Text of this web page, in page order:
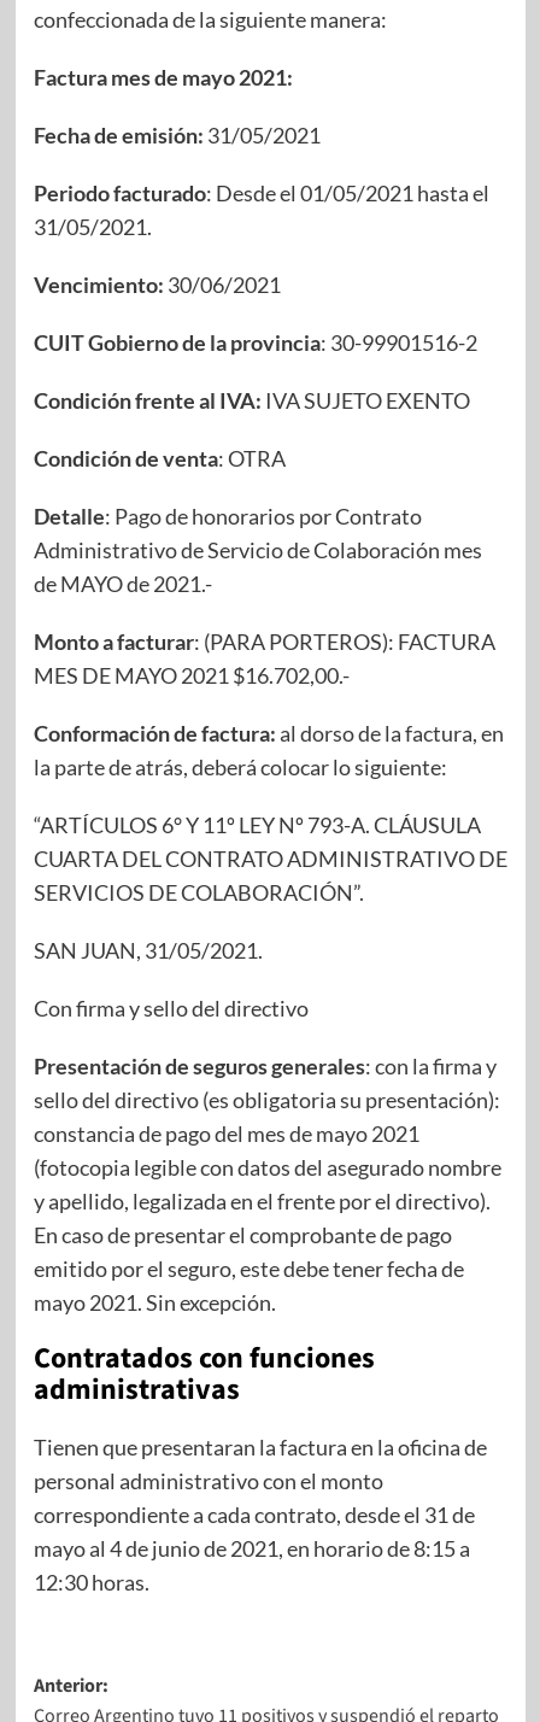
confeccionada de la siguiente manera:
Factura mes de mayo 2021:
Fecha de emisión: 31/05/2021
Periodo facturado: Desde el 01/05/2021 hasta el
31/05/2021.
Vencimiento: 30/06/2021
CUIT Gobierno de la provincia: 30-99901516-2
Condición frente al IVA: IVA SUJETO EXENTO
Condición de venta: OTRA
Detalle: Pago de honorarios por Contrato
Administrativo de Servicio de Colaboración mes
de MAYO de 2021.-
Monto a facturar: (PARA PORTEROS): FACTURA
MES DE MAYO 2021 $16.702,00.-
Conformación de factura:al dorso de la factura, en
la parte de atrás, deberá colocar lo siguiente:
“ARTÍCULOS 6° Y 11º LEY Nº 793-A. CLÁUSULA
CUARTA DEL CONTRATO ADMINISTRATIVO DE
SERVICIOS DE COLABORACIÓN”.
SAN JUAN, 31/05/2021.
Con firma y sello del directivo
Presentación de seguros generales: con la firma y
sello del directivo (es obligatoria su presentación):
constancia de pago del mes de mayo 2021
(fotocopia legible con datos del asegurado nombre
y apellido, legalizada en el frente por el directivo).
En caso de presentar el comprobante de pago
emitido por el seguro, este debe tener fecha de
mayo 2021. Sin excepción.
Contratados con funciones
administrativas
Tienen que presentaran la factura en la oficina de
personal administrativo con el monto
correspondiente a cada contrato, desde el 31 de
mayo al 4 de junio de 2021, en horario de 8:15 a
12:30 horas.
Anterior:
Correo Argentino tuvo 11 positivos y suspendió el reparto